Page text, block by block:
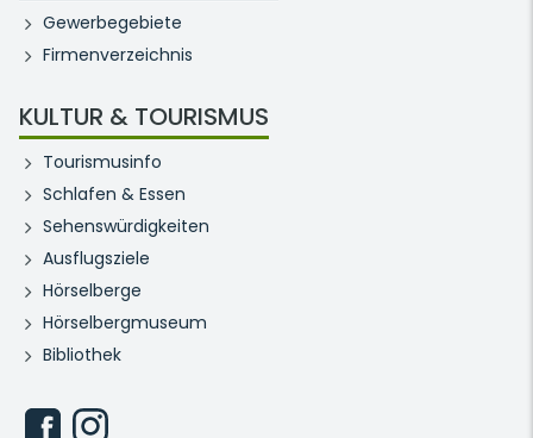
Gewerbegebiete
Firmenverzeichnis
KULTUR & TOURISMUS
Tourismusinfo
Schlafen & Essen
Sehenswürdigkeiten
Ausflugsziele
Hörselberge
Hörselbergmuseum
Bibliothek